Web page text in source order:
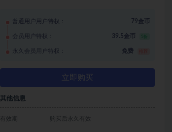
普通用户用户特权： 79金币
会员用户特权： 39.5金币 5折
永久会员用户特权： 免费
立即购买
其他信息
有效期 购买后永久有效